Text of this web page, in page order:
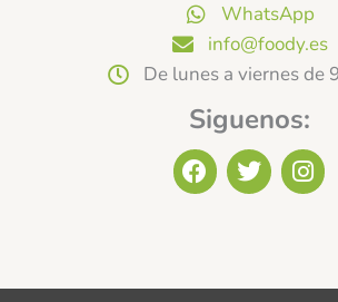
WhatsApp
info@foody.es
De lunes a viernes de
Siguenos:
F
a
o
T
w
e
I
n
g